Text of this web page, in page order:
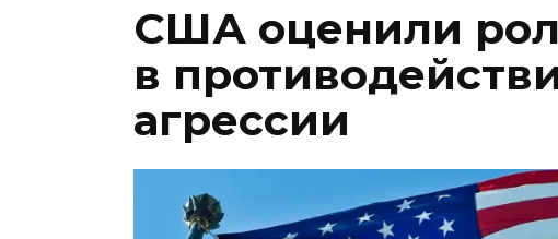
США оценили
в
агрессии